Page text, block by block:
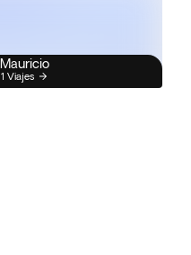
Mauricio
1 Viajes